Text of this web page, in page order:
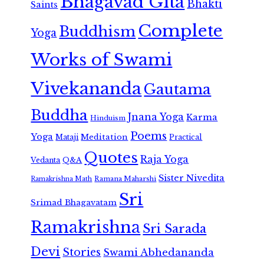
Saints Bhakti
Yoga Buddhism Complete
Works of Swami
VivekanandaGautama
Buddha Hinduism Jnana Yoga Karma
Yoga Mataji Meditation Poems Practical
Vedanta Q&A Quotes Raja Yoga
Ramakrishna Math Ramana Maharshi Sister Nivedita
Srimad Bhagavatam Sri
RamakrishnaSri Sarada
Devi Stories Swami Abhedananda